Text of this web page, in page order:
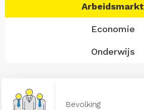
Arbeidsmarkt
Economie
Onderwijs
Bevolking